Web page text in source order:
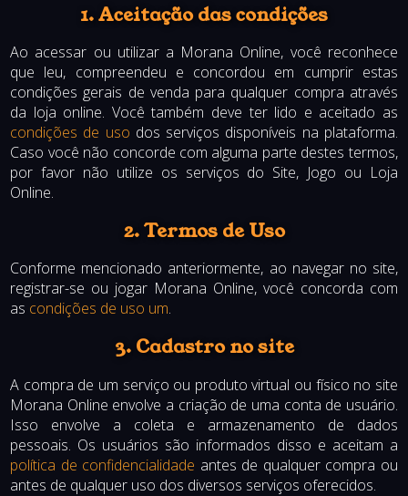
1. Aceitação das condições
Ao acessar ou utilizar a Morana Online, você reconhece
que leu, compreendeu e concordou em cumprir estas
condições gerais de venda para qualquer compra através
da loja online. Você também deve ter lido e aceitado as
condições de uso dos serviços disponíveis na plataforma.
Caso você não concorde com alguma parte destes termos,
por favor não utilize os serviços do Site, Jogo ou Loja
Online.
2. Termos de Uso
Conforme mencionado anteriormente, ao navegar no site,
registrar-se ou jogar Morana Online, você concorda com
as condições de uso um.
3. Cadastro no site
A compra de um serviço ou produto virtual ou físico no site
Morana Online envolve a criação de uma conta de usuário.
Isso envolve a coleta e armazenamento de dados
pessoais. Os usuários são informados disso e aceitam a
política de confidencialidade antes de qualquer compra ou
antes de qualquer uso dos diversos serviços oferecidos.